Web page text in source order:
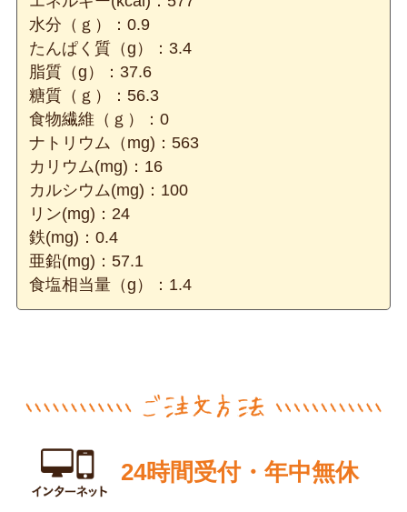
水分（ｇ）：0.9
たんぱく質（g）：3.4
脂質（g）：37.6
糖質（ｇ）：56.3
食物繊維（ｇ）：0
ナトリウム（mg)：563
カリウム(mg)：16
カルシウム(mg)：100
リン(mg)：24
鉄(mg)：0.4
亜鉛(mg)：57.1
食塩相当量（g）：1.4
24時間受付・年中無休